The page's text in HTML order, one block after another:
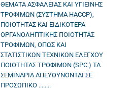
ΘΕΜΑΤΑ ΑΣΦΑΛΕΙΑΣ ΚΑΙ ΥΓΙΕΙΝΗΣ
ΤΡΟΦΙΜΩΝ (ΣΥΣΤΗΜΑ HACCP),
ΠΟΙΟΤΗΤΑΣ ΚΑΙ ΕΙΔΙΚΟΤΕΡΑ
ΟΡΓΑΝΟΛΗΠΤΙΚΗΣ ΠΟΙΟΤΗΤΑΣ
ΤΡΟΦΙΜΩΝ, ΟΠΩΣ ΚΑΙ
ΣΤΑΤΙΣΤΙΚΩΝ ΤΕΧΝΙΚΩΝ ΕΛΕΓΧΟΥ
ΠΟΙΟΤΗΤΑΣ ΤΡΟΦΙΜΩΝ (SPC.) ΤΑ
ΣΕΜΙΝΑΡΙΑ ΑΠΕΥΘΥΝΟΝΤΑΙ ΣΕ
ΠΡΟΣΩΠΙΚΟ ........